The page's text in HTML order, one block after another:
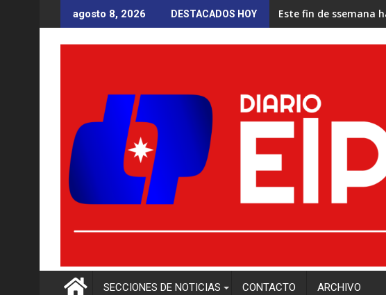
al
contenido
agosto 8, 2026 DESTACADOS HOY Este fin de ssemana
SECCIONES DE NOTICIAS CONTACTO ARCHIVO